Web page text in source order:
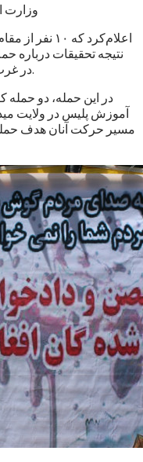
وزارت
اعلام‌کرد که
در غرب کابل، پایتخت، به حالت تعلیق در آمده‌اند.
در این حمله، دو حمله